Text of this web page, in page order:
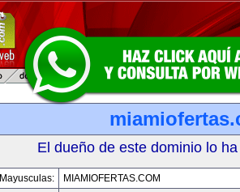
El dueño de este dominio lo
Mayusculas:
MIAMIOFERTAS.COM